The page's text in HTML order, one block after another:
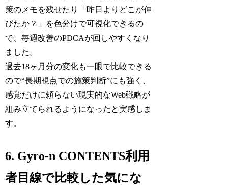
策のメモを残せたり「昨日よりどこが伸
びたか？」を色分けで可視化できるの
で、毎週改善のPDCAが回しやすくなり
ました。
過去18ヶ月分の変化も一眼で比較できる
ので“長期視点での施策判断”にも強く、
感覚だけに頼らない現実的なWeb戦略が
組み立てられるようになったと実感しま
す。
6. Gyro-n CONTENTS利用
者目線で比較した気にな